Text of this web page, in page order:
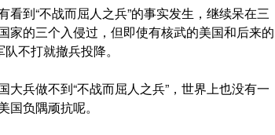
到“不战而屈人之兵”的事实发生，继续呆在三
家的三个入侵过，但即使有核武的美国和后来的
不打就撤兵投降。
兵做不到“不战而屈人之兵”，世界上也没有一
负隅顽抗呢。